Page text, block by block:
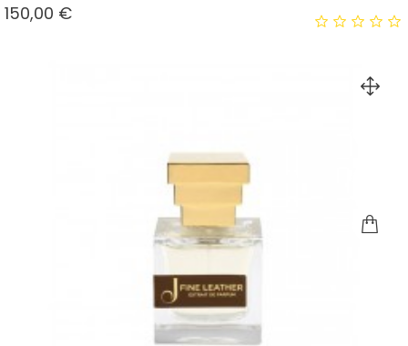
150,00 €Prezzo